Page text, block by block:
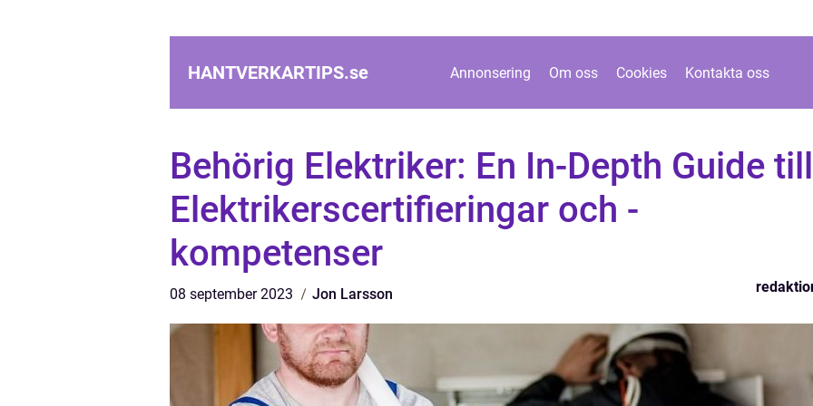
HANTVERKARTIPS.se Annonsering Om oss Cookies Kontakta oss
Behörig Elektriker: En In-Depth Guide till
Elektrikerscertifieringar och -
kompetenser
08 september 2023 Jon Larsson